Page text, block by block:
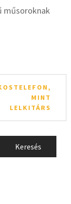
műsoroknak
MINT
LELKITÁRS